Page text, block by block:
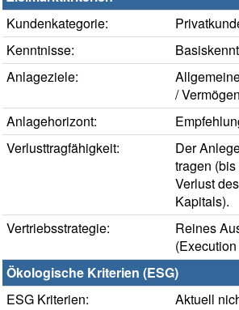
Kundenkategorie:
Kenntnisse:
Anlageziele:
/
Anlagehorizont:
Verlusttragfähigkeit:
Der
tragen
Verlust
Kapitals).
Vertriebsstrategie:
Reines
Ökologische Kriterien (ESG)
ESG Kriterien:
Aktuell